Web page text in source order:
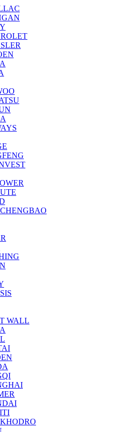
WALL